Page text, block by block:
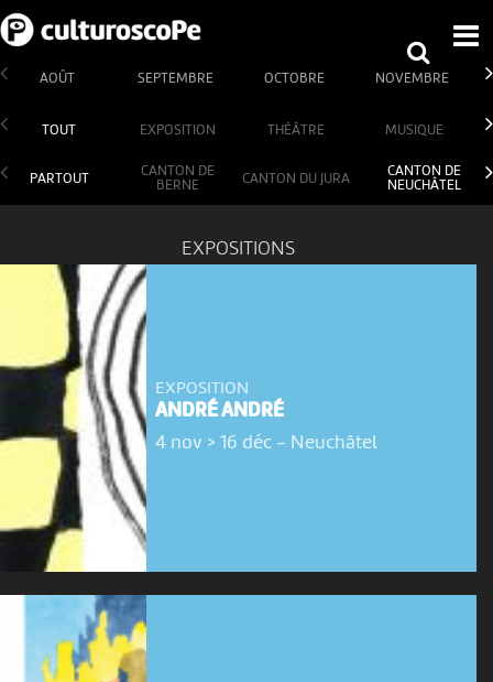
AOÛT SEPTEMBRE OCTOBRE NOVEMBRE
TOUT EXPOSITION THÉÂTRE MUSIQUE
PARTOUT
CANTON DE
BERNE
CANTON DU JURA
CANTON DE
NEUCHÂTEL
EXPOSITIONS
EXPOSITION
ANDRÉ ANDRÉ
4 nov > 16 déc - Neuchâtel